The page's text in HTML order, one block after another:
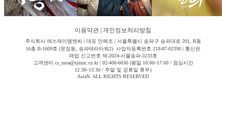
이용약관 개인정보처리방침
주식회사 에스제이엠엔씨 | 대표 안해조 | 서울특별시 송파구 송파대로 201, B동
16층 B-1609호 (문정동, 송파테라타워2) 사업자등록번호 218-87-02390 | 통신판
매업 신고번호 제-2024-서울송파-3233호
고객센터 cs_moa@sjmnc.co.kr | 02-400-6036 (평일 10:00~17:00 / 점심시간
12:30~13:30 / 주말 및 공휴일 휴무)
AsiaN. ALL RIGHTS RESERVED